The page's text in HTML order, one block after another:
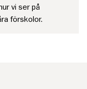
vi ser på
förskolor.